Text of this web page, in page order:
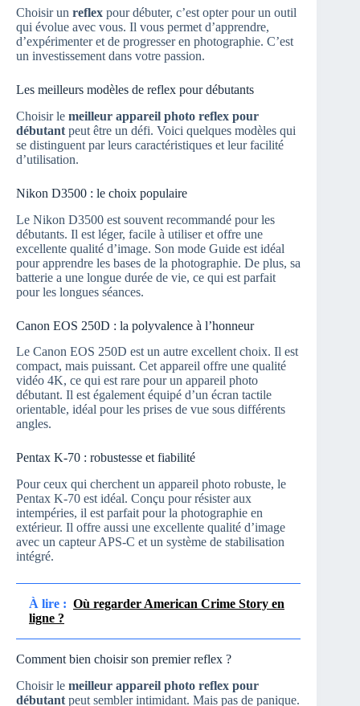
Choisir un reflex pour débuter, c’est opter pour un outil
qui évolue avec vous. Il vous permet d’apprendre,
d’expérimenter et de progresser en photographie. C’est
un investissement dans votre passion.
Les meilleurs modèles de reflex pour débutants
Choisir le meilleur appareil photo reflex pour
débutant peut être un défi. Voici quelques modèles qui
se distinguent par leurs caractéristiques et leur facilité
d’utilisation.
Nikon D3500 : le choix populaire
Le Nikon D3500 est souvent recommandé pour les
débutants. Il est léger, facile à utiliser et offre une
excellente qualité d’image. Son mode Guide est idéal
pour apprendre les bases de la photographie. De plus, sa
batterie a une longue durée de vie, ce qui est parfait
pour les longues séances.
Canon EOS 250D : la polyvalence à l’honneur
Le Canon EOS 250D est un autre excellent choix. Il est
compact, mais puissant. Cet appareil offre une qualité
vidéo 4K, ce qui est rare pour un appareil photo
débutant. Il est également équipé d’un écran tactile
orientable, idéal pour les prises de vue sous différents
angles.
Pentax K-70 : robustesse et fiabilité
Pour ceux qui cherchent un appareil photo robuste, le
Pentax K-70 est idéal. Conçu pour résister aux
intempéries, il est parfait pour la photographie en
extérieur. Il offre aussi une excellente qualité d’image
avec un capteur APS-C et un système de stabilisation
intégré.
À lire : Où regarder American Crime Story en
ligne ?
Comment bien choisir son premier reflex ?
Choisir le meilleur appareil photo reflex pour
débutant peut sembler intimidant. Mais pas de panique.